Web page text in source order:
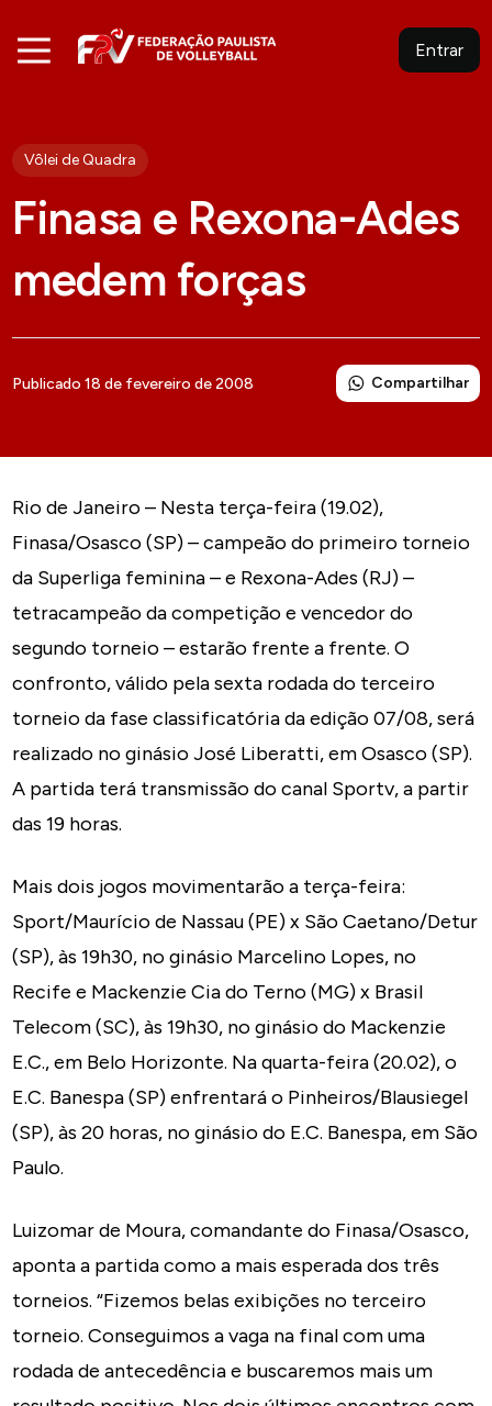
Entrar
Vôlei de Quadra
Finasa e Rexona-Ades
medem forças
Publicado 18 de fevereiro de 2008 Compartilhar
Rio de Janeiro – Nesta terça-feira (19.02),
Finasa/Osasco (SP) – campeão do primeiro torneio
da Superliga feminina – e Rexona-Ades (RJ) –
tetracampeão da competição e vencedor do
segundo torneio – estarão frente a frente. O
confronto, válido pela sexta rodada do terceiro
torneio da fase classificatória da edição 07/08, será
realizado no ginásio José Liberatti, em Osasco (SP).
A partida terá transmissão do canal Sportv, a partir
das 19 horas.
Mais dois jogos movimentarão a terça-feira:
Sport/Maurício de Nassau (PE) x São Caetano/Detur
(SP), às 19h30, no ginásio Marcelino Lopes, no
Recife e Mackenzie Cia do Terno (MG) x Brasil
Telecom (SC), às 19h30, no ginásio do Mackenzie
E.C., em Belo Horizonte. Na quarta-feira (20.02), o
E.C. Banespa (SP) enfrentará o Pinheiros/Blausiegel
(SP), às 20 horas, no ginásio do E.C. Banespa, em São
Paulo.
Luizomar de Moura, comandante do Finasa/Osasco,
aponta a partida como a mais esperada dos três
torneios. “Fizemos belas exibições no terceiro
torneio. Conseguimos a vaga na final com uma
rodada de antecedência e buscaremos mais um